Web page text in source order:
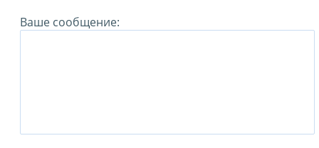
Ваше сообщение: